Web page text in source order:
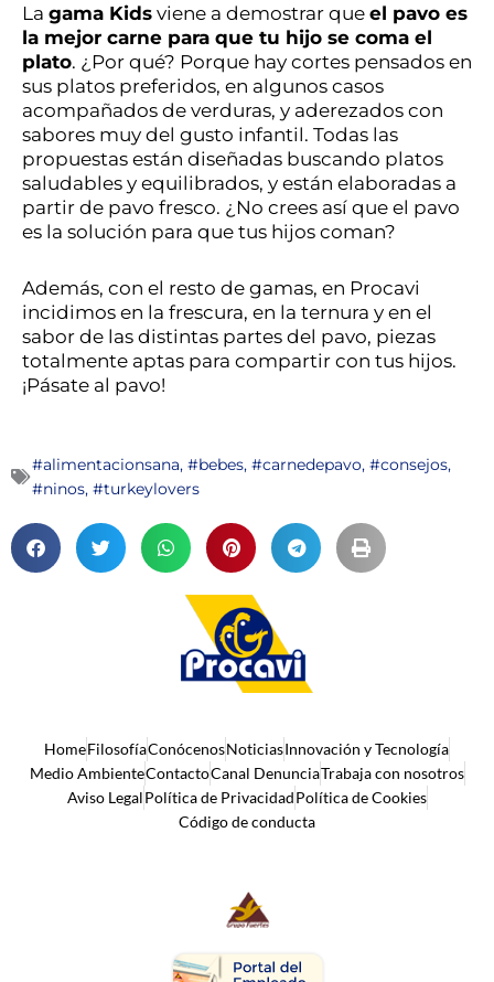
La gama Kids viene a demostrar que el pavo es
la mejor carne para que tu hijo se coma el
plato. ¿Por qué? Porque hay cortes pensados en
sus platos preferidos, en algunos casos
acompañados de verduras, y aderezados con
sabores muy del gusto infantil. Todas las
propuestas están diseñadas buscando platos
saludables y equilibrados, y están elaboradas a
partir de pavo fresco. ¿No crees así que el pavo
es la solución para que tus hijos coman?
Además, con el resto de gamas, en Procavi
incidimos en la frescura, en la ternura y en el
sabor de las distintas partes del pavo, piezas
totalmente aptas para compartir con tus hijos.
¡Pásate al pavo!
#alimentacionsana, #bebes, #carnedepavo, #consejos,
#ninos, #turkeylovers
HomeFilosofíaConócenosNoticiasInnovación y Tecnología
Medio AmbienteContactoCanal DenunciaTrabaja con nosotros
Aviso LegalPolítica de PrivacidadPolítica de Cookies
Código de conducta